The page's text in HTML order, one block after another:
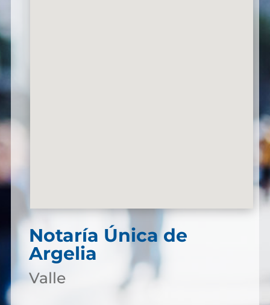
Notaría Única de
Argelia
Valle